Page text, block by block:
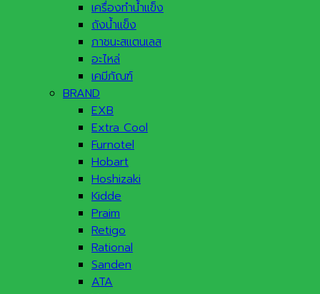
เครื่องทำน้ำแข็ง
ถังน้ำแข็ง
ภาชนะสแตนเลส
อะไหล่
เคมีภัณฑ์
BRAND
EXB
Extra Cool
Furnotel
Hobart
Hoshizaki
Kidde
Praim
Retigo
Rational
Sanden
ATA